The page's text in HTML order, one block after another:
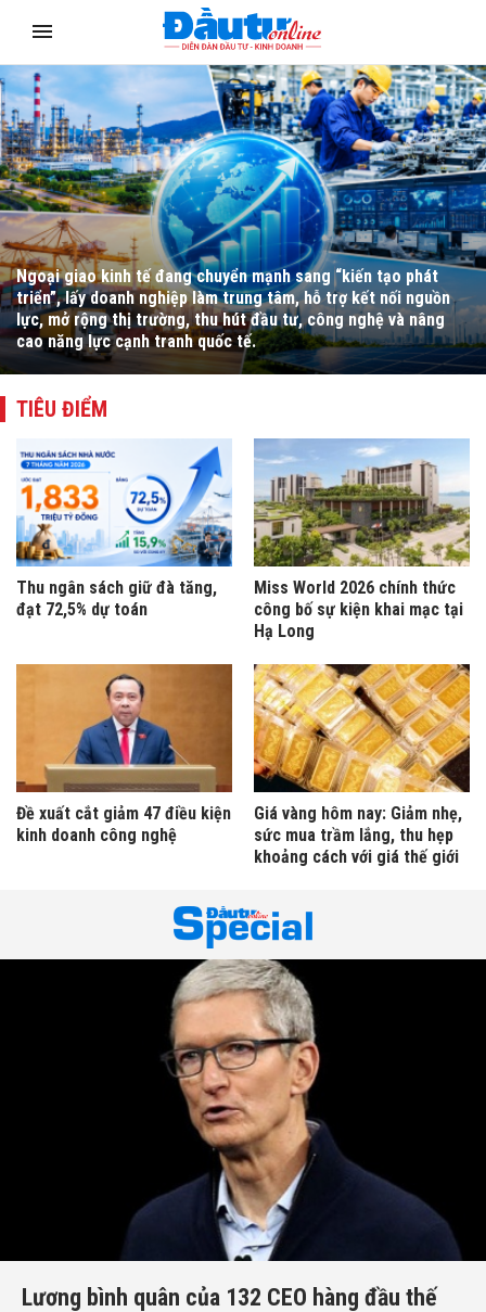
Ổn định kinh tế vĩ mô là nền tảng quan trọng cho tăng trưởng
kinh tế bền vững và lâu dài. Tuy vậy, dư địa điều hành vĩ mô
đang đối mặt với nhiều khó khăn, thách thức.
TIÊU ĐIỂM
Thu ngân sách giữ đà tăng,
đạt 72,5% dự toán
Miss World 2026 chính thức
công bố sự kiện khai mạc tại
Hạ Long
​Đề xuất cắt giảm 47 điều kiện
kinh doanh công nghệ
Giá vàng hôm nay: Giảm nhẹ,
sức mua trầm lắng, thu hẹp
khoảng cách với giá thế giới
Lương bình quân của 132 CEO hàng đầu thế